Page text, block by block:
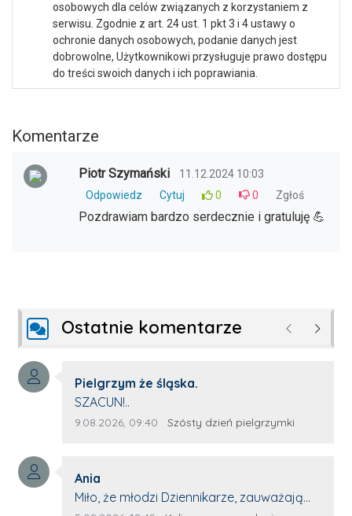
osobowych dla celów związanych z korzystaniem z
serwisu. Zgodnie z art. 24 ust. 1 pkt 3 i 4 ustawy o
ochronie danych osobowych, podanie danych jest
dobrowolne, Użytkownikowi przysługuje prawo dostępu
do treści swoich danych i ich poprawiania.
Komentarze
Piotr Szymański
11.12.2024 10:03
Odpowiedz
Cytuj 0 0 Zgłoś
Pozdrawiam bardzo serdecznie i gratuluję 💪
Ostatnie komentarze Poprzednie
Autor komentarza:
Pielgrzym że śląska.
Treść komentarza:
SZACUN!..
Data dodania komentarza:
9.08.2026, 09:40 Źródło komentarza:
Szósty dzień pielgrzymki
Autor komentarza:
Ania
Treść komentarza:
Miło, że młodzi Dziennikarze, zauważają